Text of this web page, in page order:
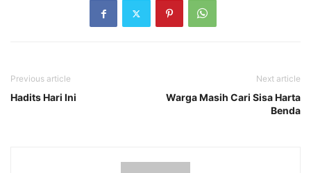
Previous article
Hadits Hari Ini
Next article
Warga Masih Cari Sisa Harta
Benda